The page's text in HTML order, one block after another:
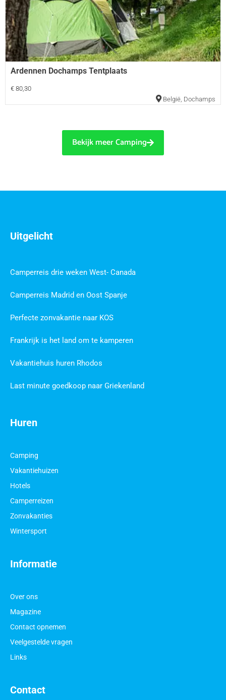
Ardennen Dochamps Tentplaats
€ 80,30
België, Dochamps
Bekijk meer Camping
Contact
Informatie
Over ons
Magazine
Contact opnemen
Veelgestelde vragen
Links
Huren
Camping
Vakantiehuizen
Hotels
Camperreizen
Zonvakanties
Wintersport
Uitgelicht
Camperreis drie weken West- Canada
Camperreis Madrid en Oost Spanje
Perfecte zonvakantie naar KOS
Frankrijk is het land om te kamperen
Vakantiehuis huren Rhodos
Last minute goedkoop naar Griekenland